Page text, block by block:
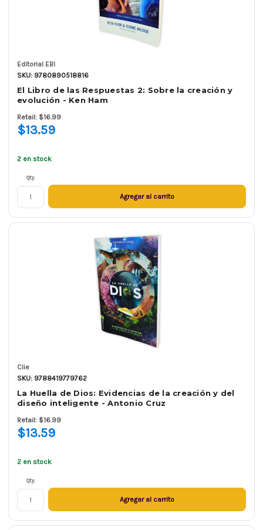
Editorial EBI
SKU: 9780890518816
El Libro de las Respuestas 2: Sobre la creación y
evolución - Ken Ham
Retail: $16.99
$13.59
2 en stock
Qty.
Agregar al carrito
Clie
SKU: 9788419779762
La Huella de Dios: Evidencias de la creación y del
diseño inteligente - Antonio Cruz
Retail: $16.99
$13.59
2 en stock
Qty.
Agregar al carrito